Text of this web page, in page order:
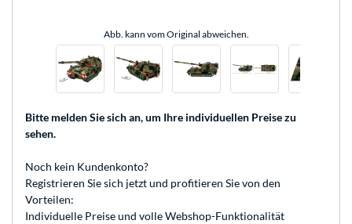
Abb. kann vom Original abweichen.
Bitte melden Sie sich an, um Ihre individuellen Preise zu
sehen.
Noch kein Kundenkonto?
Registrieren Sie sich jetzt und profitieren Sie von den
Vorteilen:
Individuelle Preise und volle Webshop-Funktionalität